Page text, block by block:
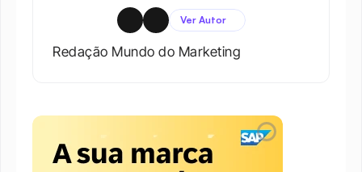
Ver Autor
Redação Mundo do Marketing